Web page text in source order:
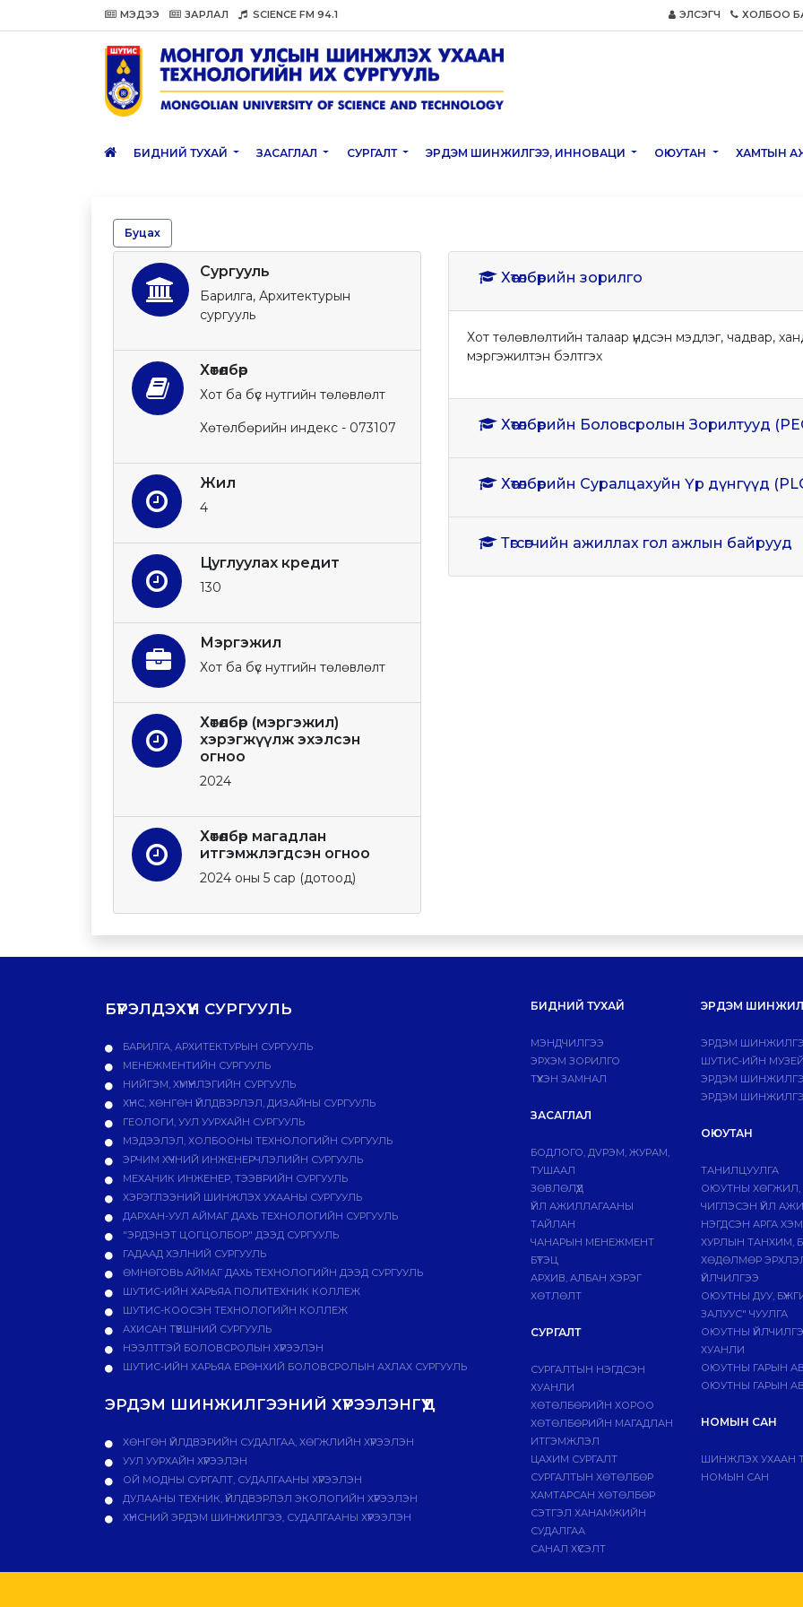
МЭДЭЭ ЗАРЛАЛ SCIENCE FM 94.1 ЭЛСЭГЧ ХОЛБОО
БИДНИЙ ТУХАЙ ЗАСАГЛАЛ СУРГАЛТ ЭРДЭМ ШИНЖИЛГЭЭ, ИННОВАЦИ ОЮУТАН ХАМТЫН
Буцах
Сургууль
Барилга, Архитектурын
сургууль
Хөтөлбөр
Хот ба бүс нутгийн төлөвлөлт
Хөтөлбөрийн индекс - 073107
Жил
4
Цуглуулах кредит
130
Мэргэжил
Хот ба бүс нутгийн төлөвлөлт
Хөтөлбөр (мэргэжил)
хэрэгжүүлж эхэлсэн
огноо
2024
Хөтөлбөр магадлан
итгэмжлэгдсэн огноо
2024 оны 5 сар (дотоод)
Хөтөлбөрийн зорилго
Хот төлөвлөлтийн талаар үндсэн мэдлэг, чадвар,
мэргэжилтэн бэлтгэх
Хөтөлбөрийн Боловсролын Зорилтууд
Хөтөлбөрийн Суралцахуйн Үр дүнгүүд
Төгсөгчийн ажиллах гол ажлын байрууд
БҮРЭЛДЭХҮҮН СУРГУУЛЬ
БАРИЛГА, АРХИТЕКТУРЫН СУРГУУЛЬ
МЕНЕЖМЕНТИЙН СУРГУУЛЬ
НИЙГЭМ, ХҮМҮҮНЛЭГИЙН СУРГУУЛЬ
ХҮНС, ХӨНГӨН ҮЙЛДВЭРЛЭЛ, ДИЗАЙНЫ СУРГУУЛЬ
ГЕОЛОГИ, УУЛ УУРХАЙН СУРГУУЛЬ
МЭДЭЭЛЭЛ, ХОЛБООНЫ ТЕХНОЛОГИЙН СУРГУУЛЬ
ЭРЧИМ ХҮЧНИЙ ИНЖЕНЕРЧЛЭЛИЙН СУРГУУЛЬ
МЕХАНИК ИНЖЕНЕР, ТЭЭВРИЙН СУРГУУЛЬ
ХЭРЭГЛЭЭНИЙ ШИНЖЛЭХ УХААНЫ СУРГУУЛЬ
ДАРХАН-УУЛ АЙМАГ ДАХЬ ТЕХНОЛОГИЙН СУРГУУЛЬ
"ЭРДЭНЭТ ЦОГЦОЛБОР" ДЭЭД СУРГУУЛЬ
ГАДААД ХЭЛНИЙ СУРГУУЛЬ
ӨМНӨГОВЬ АЙМАГ ДАХЬ ТЕХНОЛОГИЙН ДЭЭД СУРГУУЛЬ
ШУТИС-ИЙН ХАРЬЯА ПОЛИТЕХНИК КОЛЛЕЖ
ШУТИС-КООСЭН ТЕХНОЛОГИЙН КОЛЛЕЖ
АХИСАН ТҮВШНИЙ СУРГУУЛЬ
НЭЭЛТТЭЙ БОЛОВСРОЛЫН ХҮРЭЭЛЭН
ШУТИС-ИЙН ХАРЬЯА ЕРӨНХИЙ БОЛОВСРОЛЫН АХЛАХ СУРГУУЛЬ
ЭРДЭМ ШИНЖИЛГЭЭНИЙ ХҮРЭЭЛЭНГҮҮД
ХӨНГӨН ҮЙЛДВЭРИЙН СУДАЛГАА, ХӨГЖЛИЙН ХҮРЭЭЛЭН
УУЛ УУРХАЙН ХҮРЭЭЛЭН
ОЙ МОДНЫ СУРГАЛТ, СУДАЛГААНЫ ХҮРЭЭЛЭН
ДУЛААНЫ ТЕХНИК, ҮЙЛДВЭРЛЭЛ ЭКОЛОГИЙН ХҮРЭЭЛЭН
ХҮНСНИЙ ЭРДЭМ ШИНЖИЛГЭЭ, СУДАЛГААНЫ ХҮРЭЭЛЭН
БИДНИЙ ТУХАЙ
МЭНДЧИЛГЭЭ
ЭРХЭМ ЗОРИЛГО
ТҮҮХЭН ЗАМНАЛ
ЗАСАГЛАЛ
БОДЛОГО, ДVРЭМ, ЖУРАМ,
ТУШААЛ
ЗӨВЛӨЛҮҮД
ҮЙЛ АЖИЛЛАГААНЫ
ТАЙЛАН
ЧАНАРЫН МЕНЕЖМЕНТ
БҮТЭЦ
АРХИВ, АЛБАН ХЭРЭГ
ХӨТЛӨЛТ
СУРГАЛТ
СУРГАЛТЫН НЭГДСЭН
ХУАНЛИ
ХӨТӨЛБӨРИЙН ХОРОО
ХӨТӨЛБӨРИЙН МАГАДЛАН
ИТГЭМЖЛЭЛ
ЦАХИМ СУРГАЛТ
СУРГАЛТЫН ХӨТӨЛБӨР
ХАМТАРСАН ХӨТӨЛБӨР
СЭТГЭЛ ХАНАМЖИЙН
СУДАЛГАА
САНАЛ ХҮСЭЛТ
ЭРДЭМ
ЭРДЭМ
ШУТИС-ИЙН МУЗЕЙ
ЭРДЭМ
ЭРДЭМ
ОЮУТАН
ТАНИЛЦУУЛГА
ОЮУТНЫ
ЧИГЛЭСЭН ҮЙЛ
НЭГДСЭН АРГА
ХУРЛЫН ТАНХИМ,
ХӨДӨЛМӨР
ҮЙЛЧИЛГЭЭ
ОЮУТНЫ ДУУ,
ЗАЛУУС" ЧУУЛГА
ОЮУТНЫ
ХУАНЛИ
ОЮУТНЫ ГАРЫН
ОЮУТНЫ ГАРЫН
НОМЫН САН
ШИНЖЛЭХ УХААН
НОМЫН САН